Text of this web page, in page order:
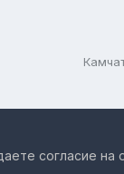
согласие на